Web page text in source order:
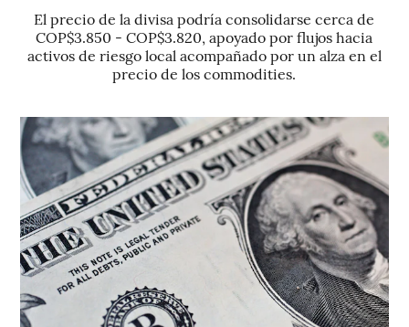
El precio de la divisa podría consolidarse cerca de
COP$3.850 - COP$3.820, apoyado por flujos hacia
activos de riesgo local acompañado por un alza en el
precio de los commodities.